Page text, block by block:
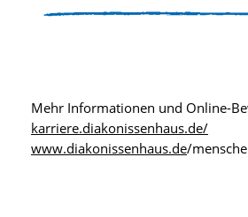
Mehr Informationen und Online-
karriere.diakonissenhaus.de/
www.diakonissenhaus.de/